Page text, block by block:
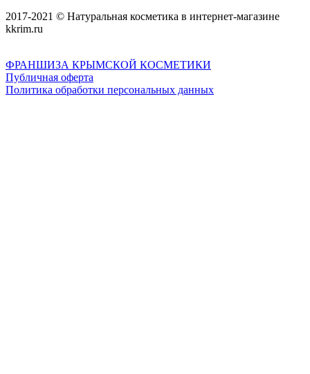
2017-2021 © Натуральная косметика в интернет-магазине
kkrim.ru
ФРАНШИЗА КРЫМСКОЙ КОСМЕТИКИ
Публичная оферта
Политика обработки персональных данных